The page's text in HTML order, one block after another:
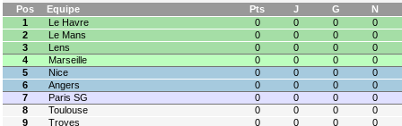
Pos Equipe Pts J G
N
1
Le Havre 0 0 0
0
2
Le Mans 0 0 0
0
3
Lens 0 0 0
0
4
Marseille 0 0 0
0
5
Nice 0 0 0
0
6
Angers 0 0 0
0
7
Paris SG 0 0 0
0
8
Toulouse 0 0 0
0
9
Troyes 0 0 0
0